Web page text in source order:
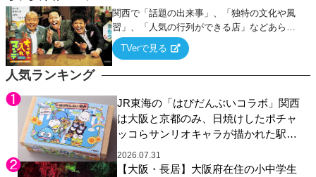
人気ランキング
JR東海の「はぴだんぶいコラボ」関西
は大阪と京都のみ、日焼けしたポチャ
ッコらサンリオキャラが描かれた駅弁
やグッズが登場
2026.07.31
【大阪・長居】大阪府在住の小中学生
関西で「話題の出来事」、「独特の文化や風
習」、「人気の行列ができる店」などあらゆ
るテーマについて好き放題にちゃちゃを入れ
ていく関西色を前面に押し出したトークバラ
TVerで見る